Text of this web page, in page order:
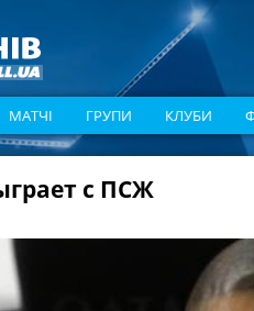
МАТЧІ ГРУПИ КЛУБИ
с ПСЖ